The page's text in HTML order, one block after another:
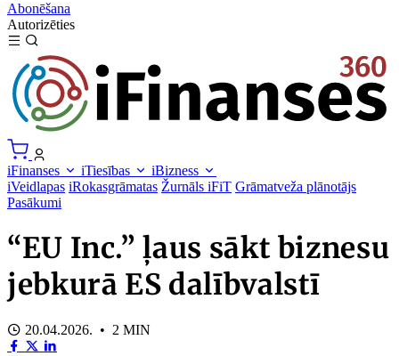
Abonēšana
Autorizēties
iFinanses iTiesības
iBizness
iVeidlapas iRokasgrāmatas Žurnāls iFiT Grāmatveža plānotājs
Pasākumi
“EU Inc.” ļaus sākt biznesu
jebkurā ES dalībvalstī
20.04.2026. • 2 MIN